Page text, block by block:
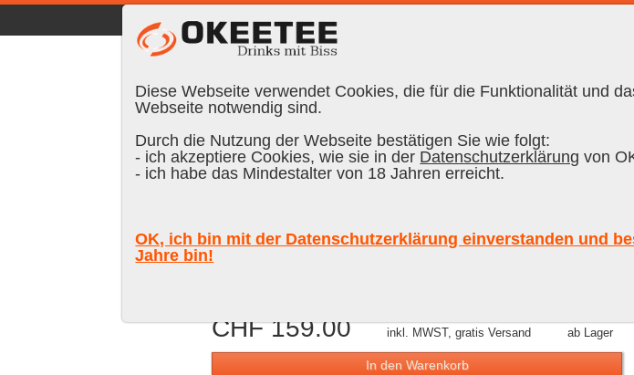
☰ |DE FR EN|Anmelden
Suchen:
Bristol Classic Rum FINE
Sherry Finish, 70 cl, 43 % Vol.
CHF 159.00 inkl. MWST, gratis Versand ab Lager
In den Warenkorb
Diese Webseite verwendet Cookies, die für die Funktionalität und
Webseite notwendig sind.
Durch die Nutzung der Webseite bestätigen Sie wie folgt:
- ich akzeptiere Cookies, wie sie in der Datenschutzerklärung von
- ich habe das Mindestalter von 18 Jahren erreicht.
OK, ich bin mit der Datenschutzerklärung einverstanden und
Jahre bin!